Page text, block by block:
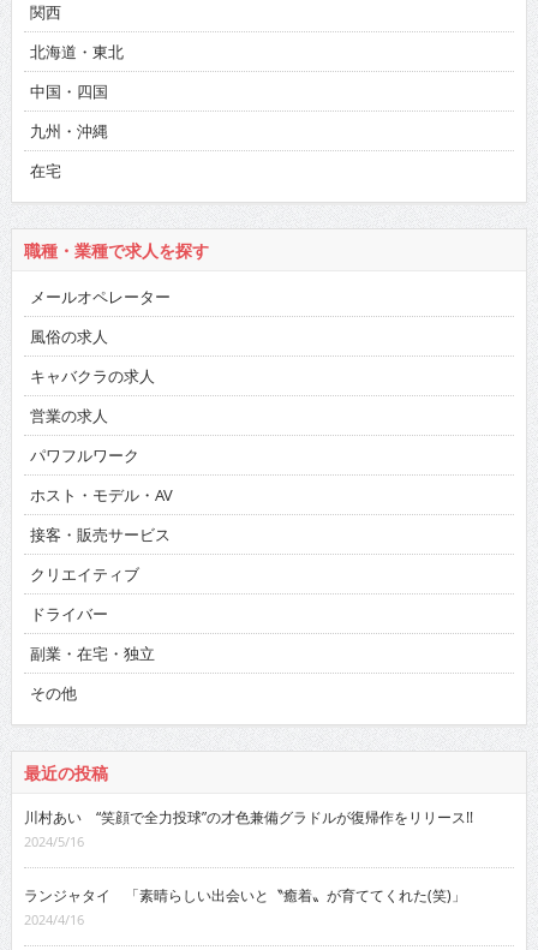
関西
北海道・東北
中国・四国
九州・沖縄
在宅
職種・業種で求人を探す
メールオペレーター
風俗の求人
キャバクラの求人
営業の求人
パワフルワーク
ホスト・モデル・AV
接客・販売サービス
クリエイティブ
ドライバー
副業・在宅・独立
その他
最近の投稿
川村あい “笑顔で全力投球”の才色兼備グラドルが復帰作をリリース!!
2024/5/16
ランジャタイ 「素晴らしい出会いと〝癒着〟が育ててくれた(笑)」
2024/4/16